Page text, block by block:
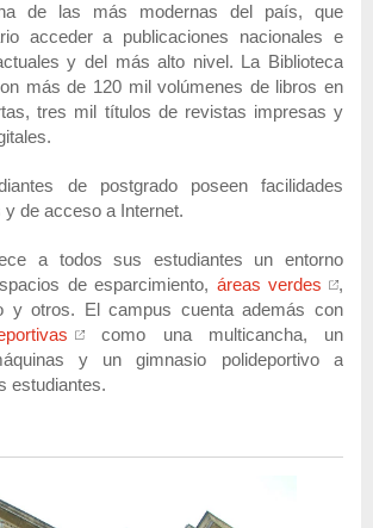
de las más modernas del país, que
acceder a publicaciones nacionales e
y del más alto nivel. La Biblioteca
más de 120 mil volúmenes de libros en
tres mil títulos de revistas impresas y
de postgrado poseen facilidades
de acceso a Internet.
a todos sus estudiantes un entorno
de esparcimiento, áreas verdes
,
y otros. El campus cuenta además con
como una multicancha, un
y un gimnasio polideportivo a
estudiantes.